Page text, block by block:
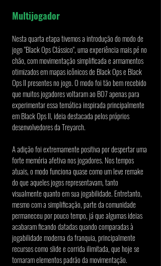
Multijogador
Nesta quarta etapa tivemos a introdução do modo de
jogo "Black Ops Clássico", uma experiência mais pé no
chão, com movimentação simplificada e armamentos
otimizados em mapas icônicos de Black Ops e Black
Ops II presentes no jogo. O modo foi tão bem recebido
que muitos jogadores voltaram ao BO7 apenas para
experimentar essa temática inspirada principalmente
em Black Ops II, ideia destacada pelos próprios
desenvolvedores da Treyarch.
A adição foi extremamente positiva por despertar uma
forte memória afetiva nos jogadores. Nos tempos
atuais, o modo funciona quase como um leve remake
do que aqueles jogos representavam, tanto
visualmente quanto em sua jogabilidade. Entretanto,
mesmo com a simplificação, parte da comunidade
permaneceu por pouco tempo, já que algumas ideias
acabaram ficando datadas quando comparadas à
jogabilidade moderna da franquia, principalmente
recursos como slide e corrida ilimitada, que hoje se
tornaram elementos padrão da movimentação.